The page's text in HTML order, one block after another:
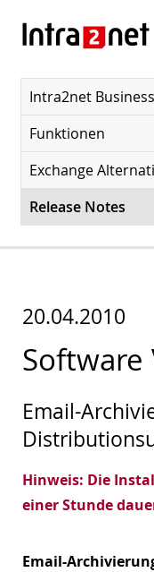
Intra2net
Funktionen
Exchange
Release Notes
20.04.2010
Software
Email-
Hinweis: Die
einer Stunde
Email-